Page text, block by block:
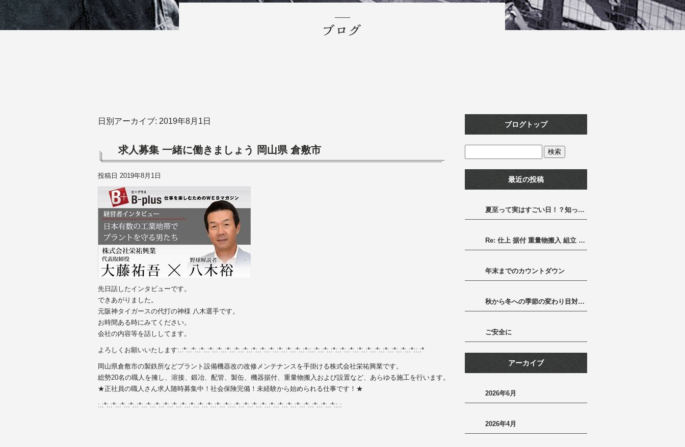
日別アーカイブ: 2019年8月1日
求人募集 一緒に働きましょう 岡山県 倉敷市
投稿日 2019年8月1日
先日話したインタビューです。
できあがりました。
元阪神タイガースの代打の神様 八木選手です。
お時間ある時にみてください。
会社の内容等を話ししてます。
よろしくお願いいたします:.:*:.:*:.:*:.:*:.:*:.:*:.:*:.:*:.:*:.:*:.:*:.:*:.:*:.:*:.:*::.:*:.:*:.:*:.:*:.:*:.:*:.:*:.:*:.:*:.:*:.:*:.:*::.:*
岡山県倉敷市の製鉄所などプラント設備機器改の改修メンテナンスを手掛ける株式会社栄祐興業です。
総勢20名の職人を擁し、溶接、鍛冶、配管、製缶、機器据付、重量物搬入および設置など、あらゆる施工を行います。
★正社員の職人さん求人随時募集中！社会保険完備！未経験から始められる仕事です！★
:.:*:.:*:.:*:.:*:.:*:.:*:.:*:.:*:.:*:.:*:.:*:.:*:.:*:.:*:.:*::.:*:.:*:.:*:.:*:.:*:.:*:.:*:.:*:.:*:.:*:.:*:.:*::.:
ブログトップ
最近の投稿
夏至って実はすごい日！？知って得する豆知識と長い一日の楽しみ方
Re: 仕上 据付 重量物搬入 組立 一式
年末までのカウントダウン
秋から冬への季節の変わり目対策～健康に冬を迎えるために～
ご安全に
アーカイブ
2026年6月
2026年4月